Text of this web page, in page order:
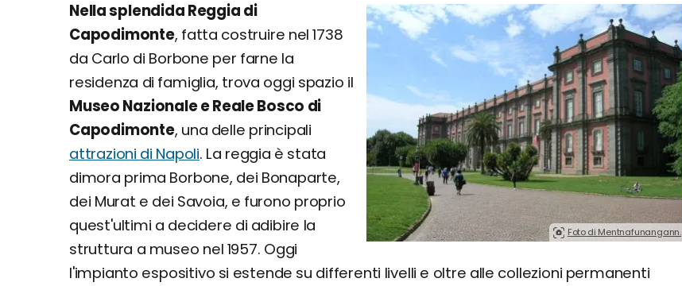
Foto di Mentnafunangann.
Nella splendida Reggia di
Capodimonte, fatta costruire nel 1738
da Carlo di Borbone per farne la
residenza di famiglia, trova oggi spazio il
Museo Nazionale e Reale Bosco di
Capodimonte, una delle principali
attrazioni di Napoli. La reggia è stata
dimora prima Borbone, dei Bonaparte,
dei Murat e dei Savoia, e furono proprio
quest'ultimi a decidere di adibire la
struttura a museo nel 1957. Oggi
l'impianto espositivo si estende su differenti livelli e oltre alle collezioni permanenti